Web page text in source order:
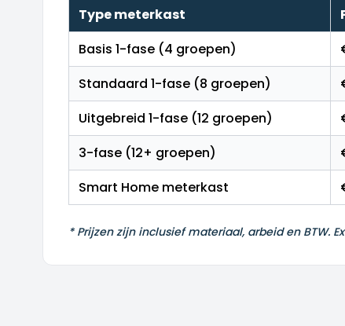
Type meterkast
Basis 1-fase (4 groepen)
Standaard 1-fase (8 groepen)
Uitgebreid 1-fase (12 groepen)
3-fase (12+ groepen)
Smart Home meterkast
* Prijzen zijn inclusief materiaal, arbeid en BTW.